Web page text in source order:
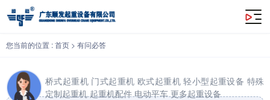
欧式单梁起重机一定比普通单梁更省空间吗？
您当前的位置 :首页 > 有问必答
桥式起重机 门式起重机 欧式起重机 轻小型起重设备 特殊
定制起重机 起重机配件 电动平车 更多起重设备